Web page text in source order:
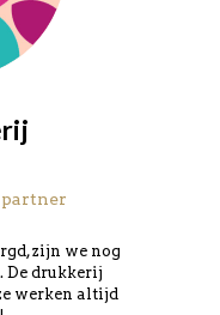
zijn we nog
De drukkerij
werken altijd